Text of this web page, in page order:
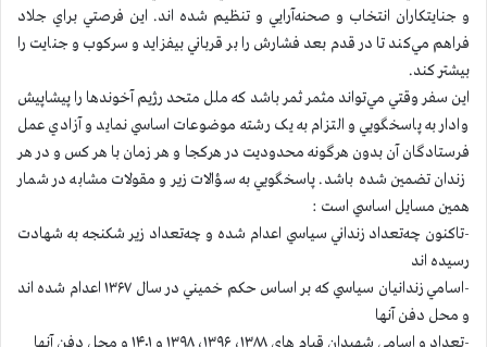
و جنايتكاران انتخاب و صحنه‌آرايي و تنظيم شده اند. اين فرصتي براي جلاد
فراهم مي‌کند تا در قدم بعد فشارش را بر قرباني بيفزايد و سركوب و جنايت را
بيشتر كند.
اين سفر وقتي مي‌تواند مثمر ثمر باشد که ملل متحد رژيم آخوندها را پيشاپيش
وادار به پاسخگويي و التزام به يک رشته موضوعات اساسي نمايد و آزادي عمل
فرستادگان آن بدون هرگونه محدوديت در هركجا و هر زمان با هر كس و در هر
زندان تضمين شده باشد. پاسخگويي به سؤالات زير و مقولات مشابه در شمار
همين مسايل اساسي است :
-تاكنون چه‌تعداد زنداني سياسي اعدام شده و چه‌تعداد زير شكنجه به شهادت
رسيده اند
-اسامي زندانيان سياسي که بر اساس حکم خميني در سال ۱۳۶۷ اعدام شده اند
و محل دفن آنها
-تعداد و اسامي شهيدان قيام هاي ۱۳۸۸، ۱۳۹۶، ۱۳۹۸ و ۱۴۰۱ و محل دفن آنها